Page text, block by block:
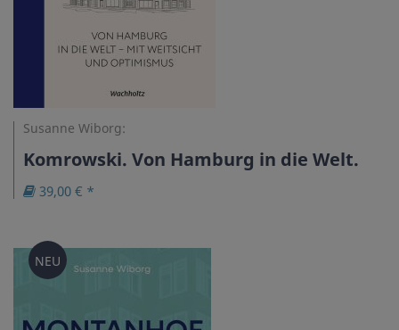
Susanne Wiborg:
Komrowski. Von Hamburg in die Welt.
39,00 € *
NEU